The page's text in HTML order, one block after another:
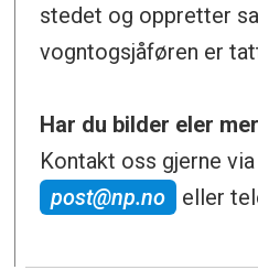
stedet og oppretter
vogntogsjåføren er
Har du bilder eler
Kontakt oss gjerne
post@np.no
eller